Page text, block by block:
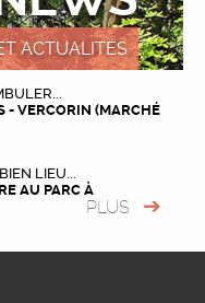
ACTUALITÉS
- VERCORIN (MARCHÉ
LIEU...
AU PARC À
PLUS